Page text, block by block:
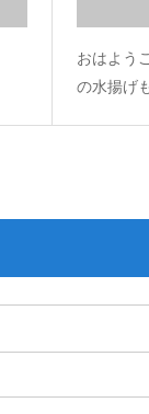
おはよう
の水揚げ